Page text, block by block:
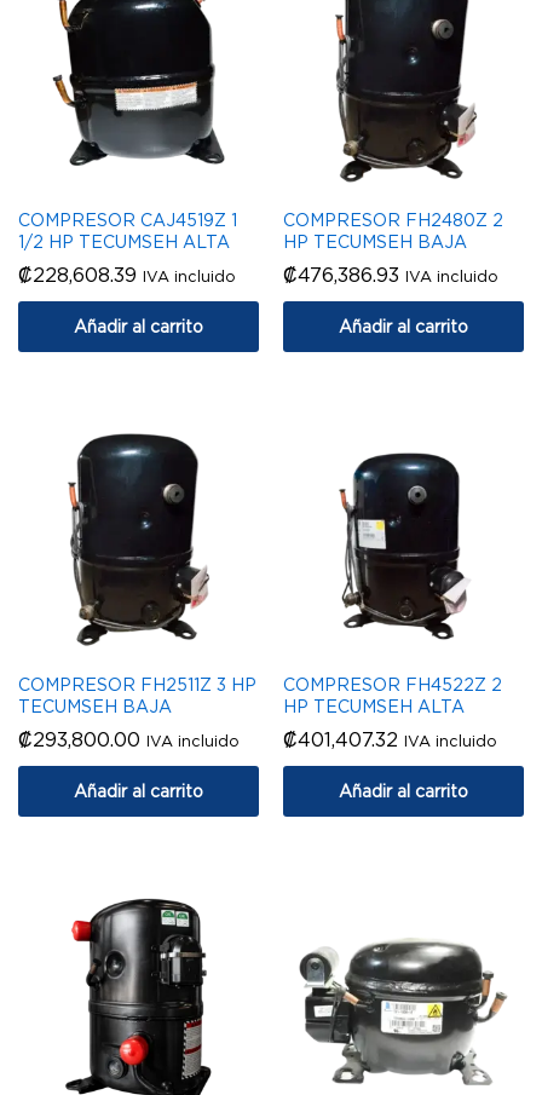
COMPRESOR CAJ4519Z 1
1/2 HP TECUMSEH ALTA
₡228,608.39 IVA incluido
Añadir al carrito
COMPRESOR FH2480Z 2
HP TECUMSEH BAJA
₡476,386.93 IVA incluido
Añadir al carrito
COMPRESOR FH2511Z 3 HP
TECUMSEH BAJA
₡293,800.00 IVA incluido
Añadir al carrito
COMPRESOR FH4522Z 2
HP TECUMSEH ALTA
₡401,407.32 IVA incluido
Añadir al carrito